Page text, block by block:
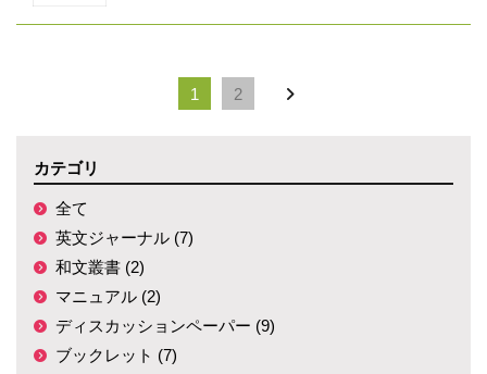
1 2
カテゴリ
全て
英文ジャーナル (7)
和文叢書 (2)
マニュアル (2)
ディスカッションペーパー (9)
ブックレット (7)